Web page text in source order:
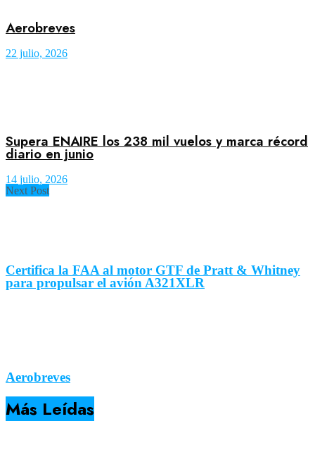
Aerobreves
22 julio, 2026
Supera ENAIRE los 238 mil vuelos y marca récord
diario en junio
14 julio, 2026
Next Post
Certifica la FAA al motor GTF de Pratt & Whitney
para propulsar el avión A321XLR
Aerobreves
Más Leídas